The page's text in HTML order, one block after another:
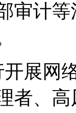
外部审
行开展
者